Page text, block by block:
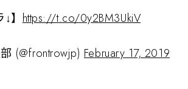
】 https://t.co/0y2BM3UkiV
(@frontrowjp) February 17, 2019